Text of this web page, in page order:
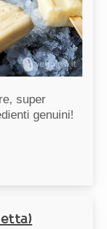
super
genuini!